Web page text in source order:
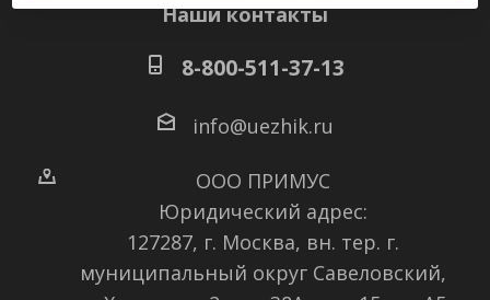
Наши контакты
8-800-511-37-13
info@uezhik.ru
ООО ПРИМУС
Юридический адрес:
127287, г. Москва, вн. тер. г.
муниципальный округ Савеловский,